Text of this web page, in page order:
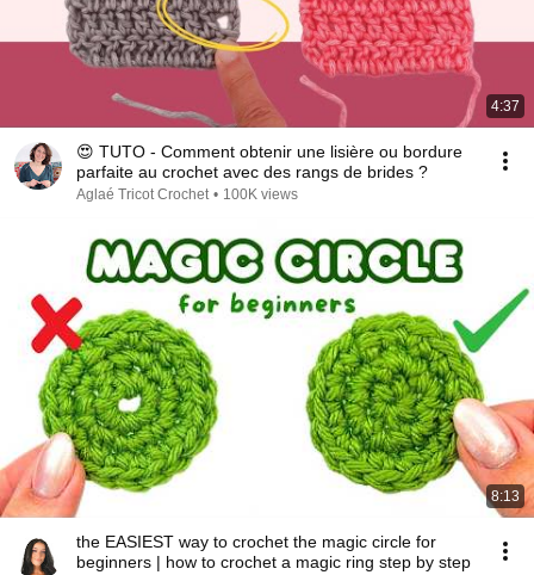
4:37
😍 TUTO - Comment obtenir une lisière ou bordure
parfaite au crochet avec des rangs de brides ?
Aglaé Tricot Crochet • 100K views
8:13
the EASIEST way to crochet the magic circle for
beginners | how to crochet a magic ring step by step